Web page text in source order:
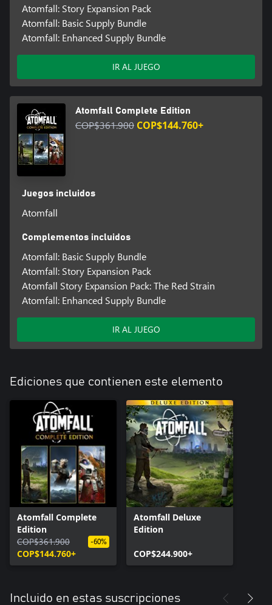
Atomfall: Story Expansion Pack
Atomfall: Basic Supply Bundle
Atomfall: Enhanced Supply Bundle
IR AL JUEGO
Atomfall Complete Edition
COP$361.900 COP$144.760+
Juegos incluidos
Atomfall
Complementos incluidos
Atomfall: Basic Supply Bundle
Atomfall: Story Expansion Pack
Atomfall Story Expansion Pack: The Red Strain
Atomfall: Enhanced Supply Bundle
IR AL JUEGO
Ediciones que contienen este elemento
Atomfall Complete
Edition
COP$361.900
COP$144.760+
-60%
Atomfall Deluxe
Edition
COP$244.900+
Incluido en estas suscripciones